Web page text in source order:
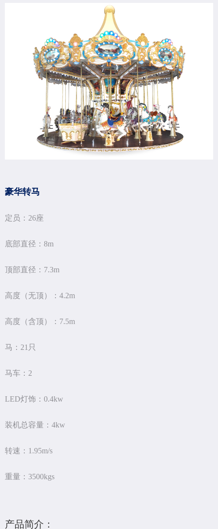
豪华转马
定员：26座
底部直径：8m
顶部直径：7.3m
高度（无顶）：4.2m
高度（含顶）：7.5m
马：21只
马车：2
LED灯饰：0.4kw
装机总容量：4kw
转速：1.95m/s
重量：3500kgs
产品简介：